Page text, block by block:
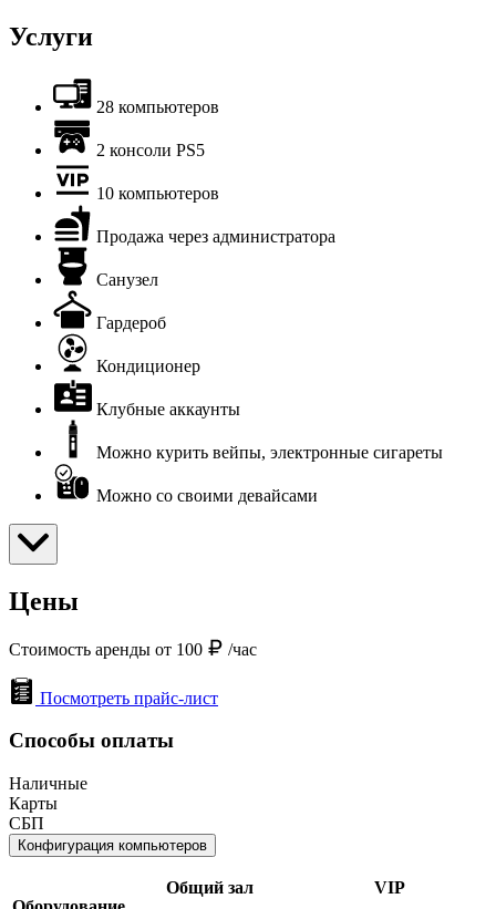
Услуги
28 компьютеров
2 консоли PS5
10 компьютеров
Продажа через администратора
Санузел
Гардероб
Кондиционер
Клубные аккаунты
Можно курить вейпы, электронные сигареты
Можно со своими девайсами
Цены
Стоимость аренды от 100 /час
Посмотреть прайс-лист
Способы оплаты
Наличные
Карты
СБП
Конфигурация компьютеров
Общий зал
VIP